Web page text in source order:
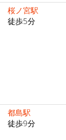
桜ノ宮駅
徒歩5分
都島駅
徒歩9分